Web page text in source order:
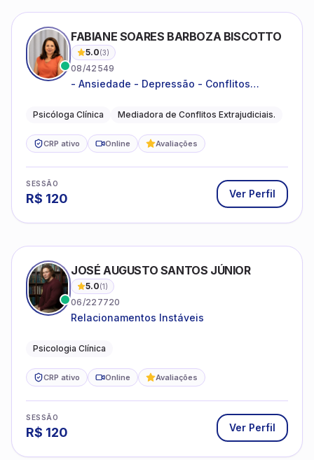
FABIANE SOARES BARBOZA BISCOTTO
5.0(3)
08/42549
- Ansiedade - Depressão - Conflitos
relacionamentos - Autoestima -
Psicóloga Clínica Mediadora de Conflitos Extrajudiciais.
CRP ativo Online Avaliações
SESSÃO
R$ 120 Ver Perfil
JOSÉ AUGUSTO SANTOS JÚNIOR
5.0(1)
06/227720
Relacionamentos Instáveis
Psicologia Clínica
CRP ativo Online Avaliações
SESSÃO
R$ 120 Ver Perfil